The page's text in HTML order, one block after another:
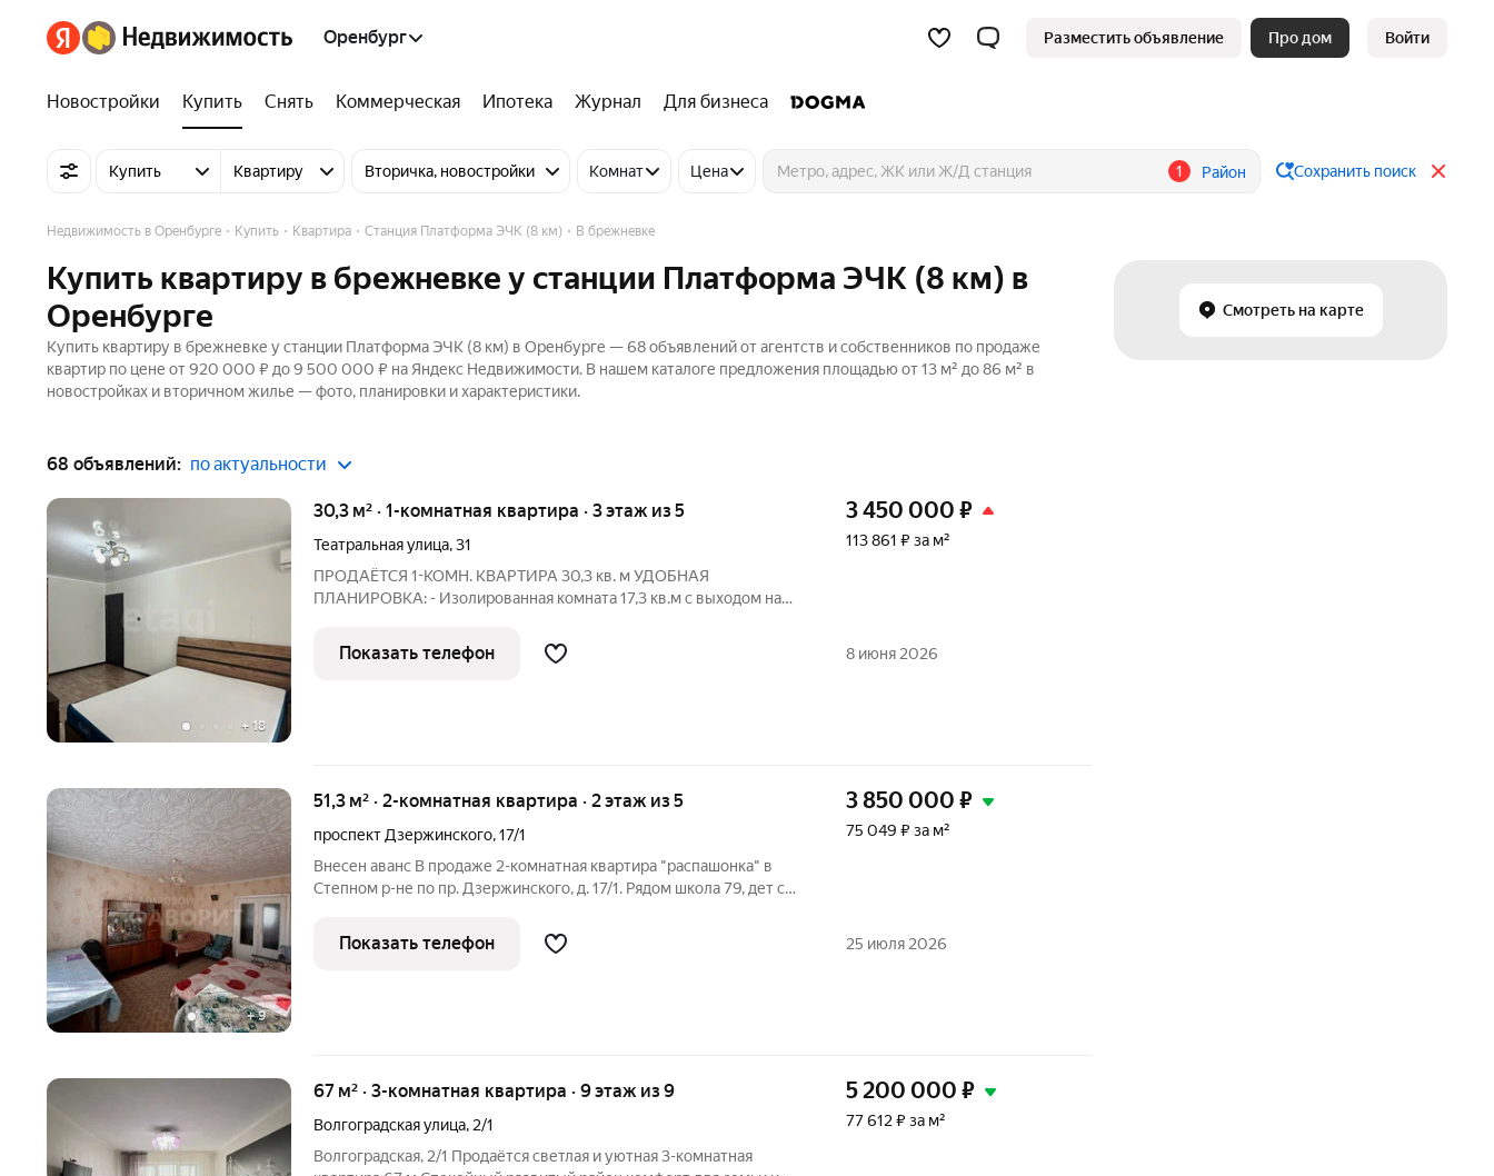
Оренбург Разместить объявление Про дом Войти
Новостройки Купить Снять Коммерческая Ипотека Журнал Для бизнеса
Купить Квартиру Вторичка, новостройки Комнат Цена 1 Район Сохранить поиск
Смотреть на карте
Недвижимость в Оренбурге Купить Квартира Станция Платформа ЭЧК (8 км) В брежневке
Купить квартиру в брежневке у станции Платформа ЭЧК (8 км) в
Оренбурге
Купить квартиру в брежневке у станции Платформа ЭЧК (8 км) в Оренбурге — 68 объявлений от агентств и собственников по продаже
квартир по цене от 920 000 ₽ до 9 500 000 ₽ на Яндекс Недвижимости. В нашем каталоге предложения площадью от 13 м² до 86 м² в
новостройках и вторичном жилье — фото, планировки и характеристики.
68 объявлений: по актуальности
+ 18
30,3 м² · 1-комнатная квартира · 3 этаж из 5
Театральная улица,31
ПРОДАЁТСЯ 1-КОМН. КВАРТИРА 30,3 кв. м УДОБНАЯ
ПЛАНИРОВКА: - Изолированная комната 17,3 кв.м с выходом на
встроенный шкаф) - Санузел 2,8 м совмещенный. Квартира
уютная и cветлaя.
3 450 000 ₽
113 861 ₽ за м²
Показать телефон 8 июня 2026
+9
51,3 м² · 2-комнатная квартира · 2 этаж из 5
проспект Дзержинского,17/1
Внесен аванс В продаже 2-комнатная квартира "распашонка" в
Степном р-не по пр. Дзержинского, д. 17/1. Рядом школа 79, дет сад
утром не нужно никуда спешить на машине? Квартира
3 850 000 ₽
75 049 ₽ за м²
Показать телефон 25 июля 2026
67 м² · 3-комнатная квартира · 9 этаж из 9
Волгоградская улица, 2/1
Волгоградская, 2/1 Продаётся светлая и уютная 3-комнатная
5 200 000 ₽
77 612 ₽ за м²